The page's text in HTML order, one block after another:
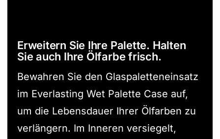
Erweitern Sie Ihre Palette. Halten
Sie auch Ihre Ölfarbe frisch.
Bewahren Sie den Glaspaletteneinsatz
im Everlasting Wet Palette Case auf,
um die Lebensdauer Ihrer Ölfarben zu
verlängern. Im Inneren versiegelt,